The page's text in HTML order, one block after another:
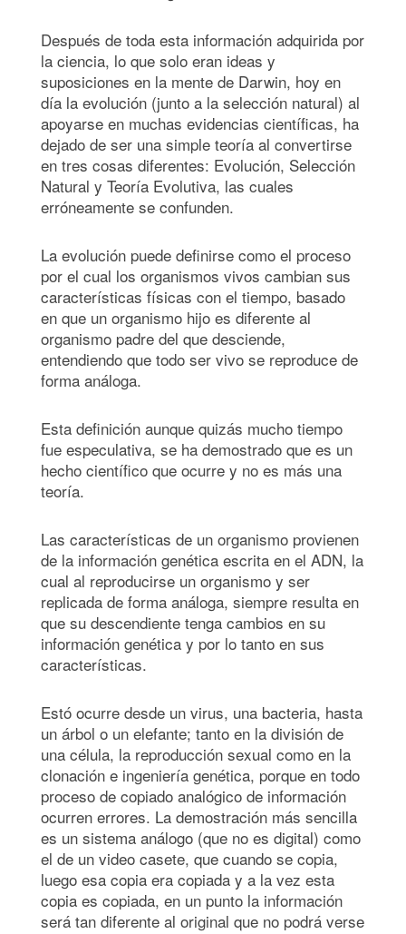
Después de toda esta información adquirida por
la ciencia, lo que solo eran ideas y
suposiciones en la mente de Darwin, hoy en
día la evolución (junto a la selección natural) al
apoyarse en muchas evidencias científicas, ha
dejado de ser una simple teoría al convertirse
en tres cosas diferentes: Evolución, Selección
Natural y Teoría Evolutiva, las cuales
erróneamente se confunden.
La evolución puede definirse como el proceso
por el cual los organismos vivos cambian sus
características físicas con el tiempo, basado
en que un organismo hijo es diferente al
organismo padre del que desciende,
entendiendo que todo ser vivo se reproduce de
forma análoga.
Esta definición aunque quizás mucho tiempo
fue especulativa, se ha demostrado que es un
hecho científico que ocurre y no es más una
teoría.
Las características de un organismo provienen
de la información genética escrita en el ADN, la
cual al reproducirse un organismo y ser
replicada de forma análoga, siempre resulta en
que su descendiente tenga cambios en su
información genética y por lo tanto en sus
características.
Estó ocurre desde un virus, una bacteria, hasta
un árbol o un elefante; tanto en la división de
una célula, la reproducción sexual como en la
clonación e ingeniería genética, porque en todo
proceso de copiado analógico de información
ocurren errores. La demostración más sencilla
es un sistema análogo (que no es digital) como
el de un video casete, que cuando se copia,
luego esa copia era copiada y a la vez esta
copia es copiada, en un punto la información
será tan diferente al original que no podrá verse